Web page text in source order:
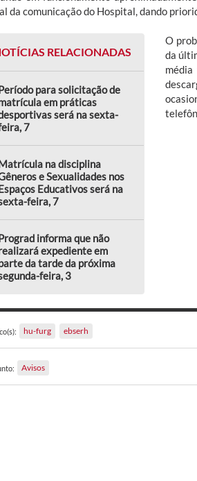
da comunicação do Hospital, dando
RELACIONADAS
para solicitação de
em práticas
será na sexta-
7
na disciplina
e Sexualidades nos
Educativos será na
feira, 7
informa que não
expediente em
da tarde da próxima
feira, 3
O
da
hu-furg ebserh
Avisos